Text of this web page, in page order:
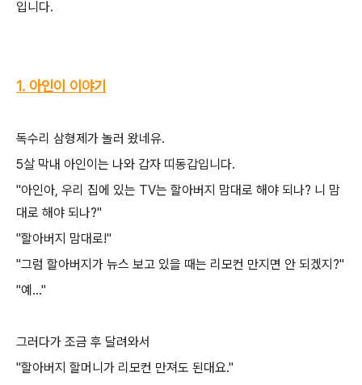
입니다.
1. 아인이 이야기
독수리 삼형제가 놀러 왔네유.
5살 막내 아인이는 나와 갑자 띠동갑입니다.
"아인아, 우리 집에 있는 TV는 할아버지 맘대로 해야 되나? 니 맘
대로 해야 되나?"
"할아버지 맘대로!"
"그럼 할아버지가 뉴스 보고 있을 때는 리모컨 만지면 안 되겠지?"
"예..."
그러다가 조금 후 달려와서
"할아버지 할머니가 리모컨 만져도 된대요."